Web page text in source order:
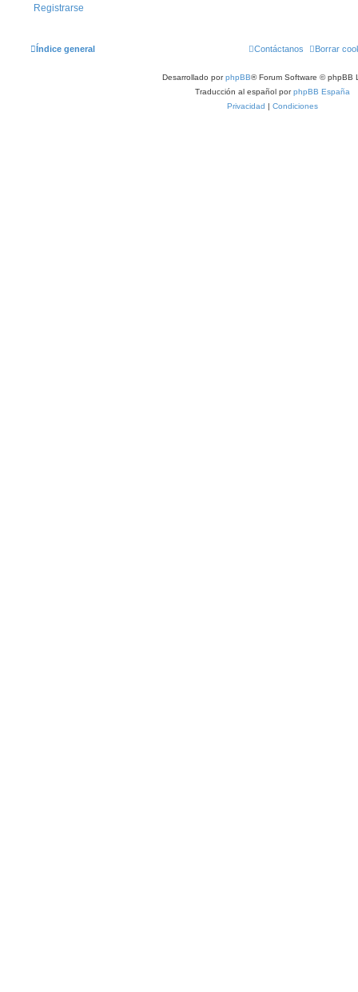
Registrarse
Índice general Borrar
Contáctanos
Desarrollado porphpBB® Forum Software © phpBB
Traducción al español porphpBB España
Privacidad | Condiciones